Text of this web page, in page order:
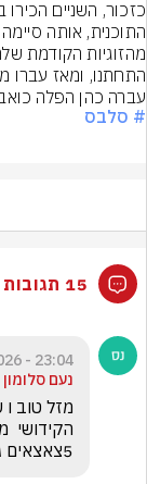
עברה כהן הפלה
# סלבס
15 תגובות
23:04 - 19.01.2026
נעם סלומון
5צאצאים גאוות. המשפחה